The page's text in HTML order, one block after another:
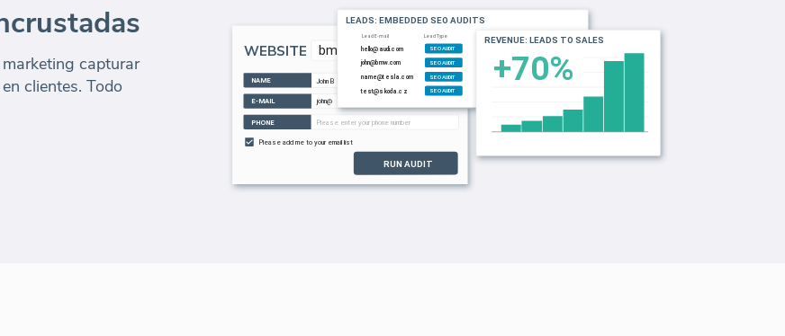
capturar
clientes. Todo